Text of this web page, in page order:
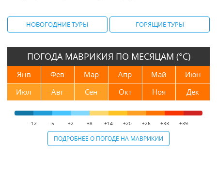
НОВОГОДНИЕ ТУРЫ ГОРЯЩИЕ ТУРЫ
ПОГОДА МАВРИКИЯ ПО МЕСЯЦАМ (°С)
Янв Фев Мар Апр Май
Июн
Июл
Авг Сен Окт Ноя Дек
-12 -5 +2 +8 +14 +20 +26 +33 +39
ПОДРОБНЕЕ О ПОГОДЕ НА МАВРИКИИ